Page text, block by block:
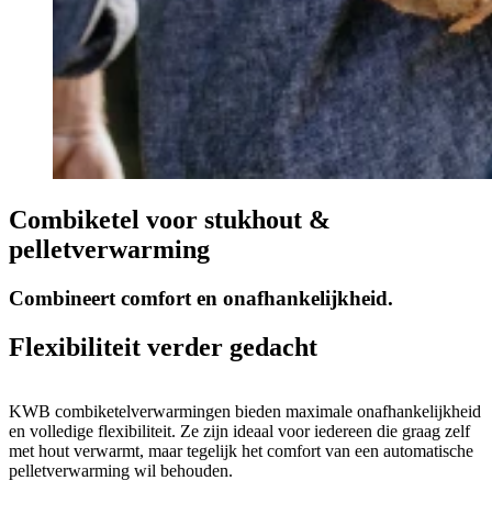
Combiketel voor stukhout &
pelletverwarming
Combineert comfort en onafhankelijkheid.
Flexibiliteit verder gedacht
KWB combiketelverwarmingen bieden maximale onafhankelijkheid
en volledige flexibiliteit. Ze zijn ideaal voor iedereen die graag zelf
met hout verwarmt, maar tegelijk het comfort van een automatische
pelletverwarming wil behouden.